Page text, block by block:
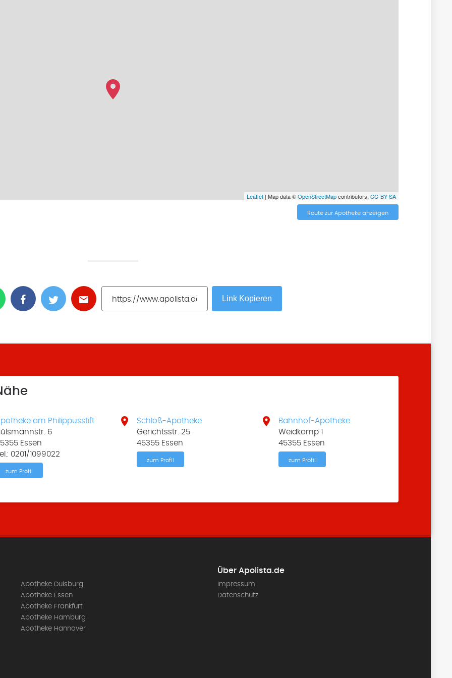
Leaflet| Map data ©OpenStreetMapcontributors, CC-BY-SA
Route zur Apotheke anzeigen
Link Kopieren
am Philippusstift
6
Essen
0201/1099022
zum Profil

Schloß-Apotheke
Gerichtsstr. 25
45355 Essen
zum Profil

Bahnhof-Apotheke
Weidkamp 1
45355 Essen
zum Profil
Apotheke Duisburg
Apotheke Essen
Apotheke Frankfurt
Apotheke Hamburg
Apotheke Hannover
Über Apolista.de
Impressum
Datenschutz